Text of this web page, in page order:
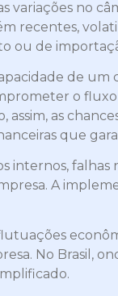
variações no
recentes,
ou de
de um
o
assim, as
que
internos,
A
No Brasil,